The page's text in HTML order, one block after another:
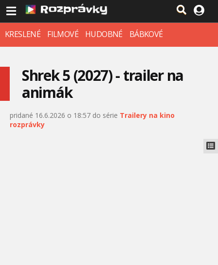
KRESLENÉ FILMOVÉ HUDOBNÉ BÁBKOVÉ
Shrek 5 (2027) - trailer na
animák
pridané 16.6.2026 o 18:57 do série Trailery na kino
rozprávky